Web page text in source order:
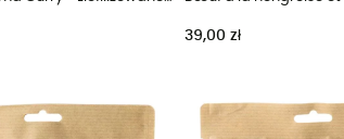
39,00 zł